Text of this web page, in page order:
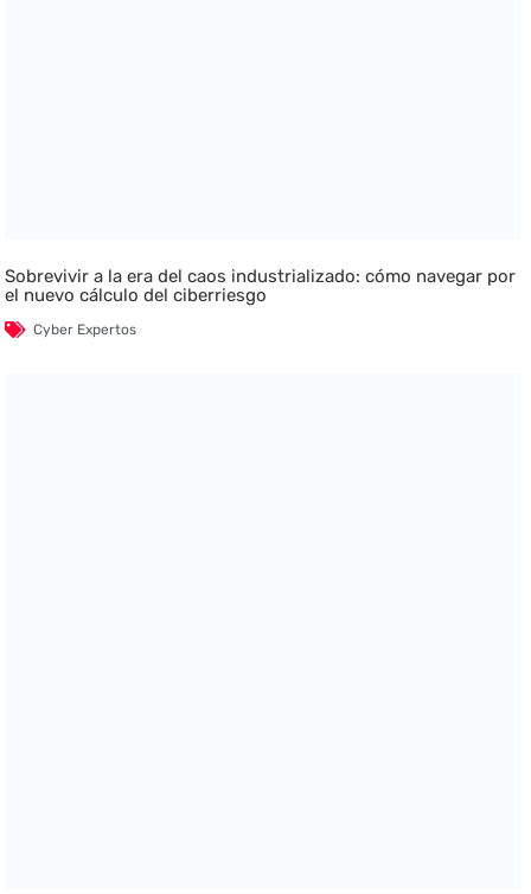
Sobrevivir a la era del caos industrializado: cómo navegar por
el nuevo cálculo del ciberriesgo
Cyber Expertos